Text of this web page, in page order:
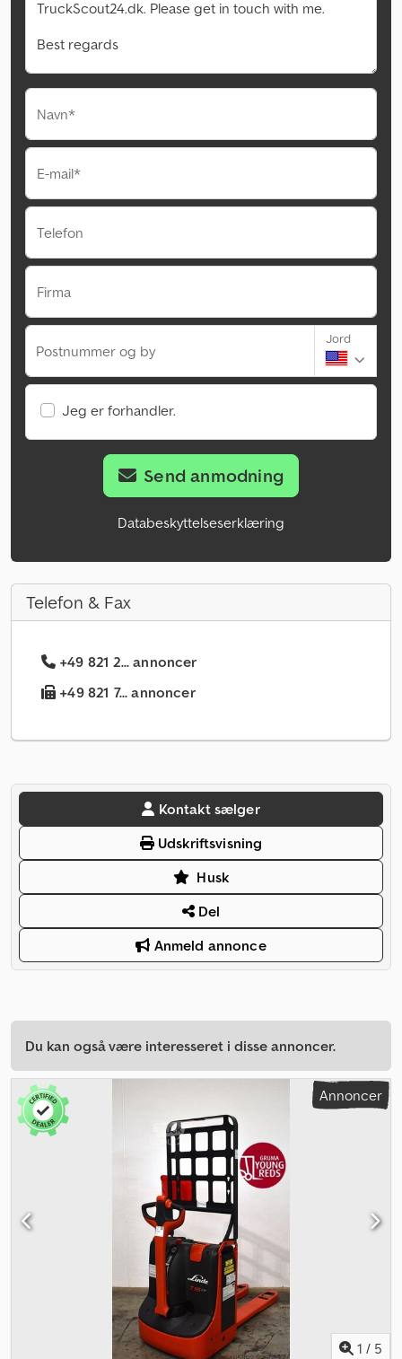
Navn*
E-mail*
Telefon
Firma
Postnummer og by
Jord
Jeg er forhandler.
Send anmodning
Databeskyttelseserklæring
Telefon & Fax
+49 821 2... annoncer
+49 821 7... annoncer
Kontakt sælger
Udskriftsvisning
Husk
Del
Anmeld annonce
Du kan også være interesseret i disse annoncer.
Annoncer
1 / 5